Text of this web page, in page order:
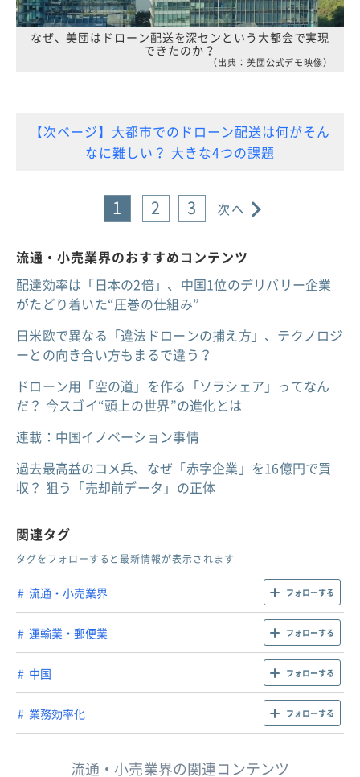
なぜ、美団はドローン配送を深センという大都会で実現
できたのか？
（出典：美団公式デモ映像）
【次ページ】大都市でのドローン配送は何がそん
なに難しい？ 大きな4つの課題
1 2 3 次へ
流通・小売業界のおすすめコンテンツ
配達効率は「日本の2倍」、中国1位のデリバリー企業
がたどり着いた“圧巻の仕組み”
日米欧で異なる「違法ドローンの捕え方」、テクノロジ
ーとの向き合い方もまるで違う？
ドローン用「空の道」を作る「ソラシェア」ってなん
だ？ 今スゴイ“頭上の世界”の進化とは
連載：中国イノベーション事情
過去最高益のコメ兵、なぜ「赤字企業」を16億円で買
収？ 狙う「売却前データ」の正体
関連タグ
タグをフォローすると最新情報が表示されます
流通・小売業界 フォローする
運輸業・郵便業 フォローする
中国 フォローする
業務効率化 フォローする
流通・小売業界の関連コンテンツ